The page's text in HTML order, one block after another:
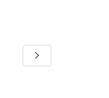
C2C Pom Pom Hat
Herunterladbares PDF,